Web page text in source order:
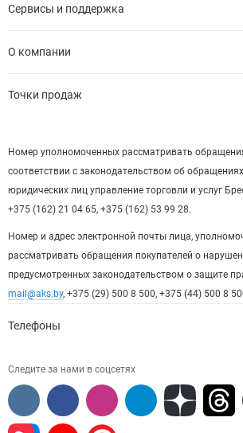
Сервисы и поддержка
О компании
Точки продаж
Номер уполномоченных рассматривать
соответствии с законодательством об
юридических лиц управление торговли и услуг
+375 (162) 21 04 65, +375 (162) 53 99 28.
Номер и адрес электронной почты лица,
рассматривать обращения покупателей о
предусмотренных законодательством о защите
mail@aks.by, +375 (29) 500 8 500, +375 (44) 500 8
Телефоны
Следите за нами в соцсетях